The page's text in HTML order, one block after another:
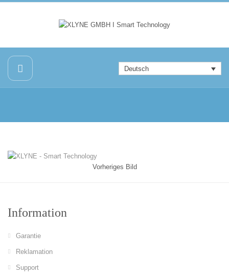
Deutsch
Vorheriges Bild
Information
Garantie
Reklamation
Support